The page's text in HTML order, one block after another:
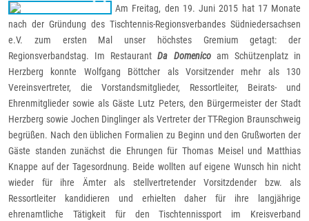
Am Freitag, den 19. Juni 2015 hat 17 Monate
nach der Gründung des Tischtennis-Regionsverbandes Südniedersachsen
e.V. zum ersten Mal unser höchstes Gremium getagt: der
Regionsverbandstag. Im RestaurantDa Domenicoam Schützenplatz in
Herzberg konnte Wolfgang Böttcher als Vorsitzender mehr als 130
Vereinsvertreter, die Vorstandsmitglieder, Ressortleiter, Beirats- und
Ehrenmitglieder sowie als Gäste Lutz Peters, den Bürgermeister der Stadt
Herzberg sowie Jochen Dinglinger als Vertreter der TT-Region Braunschweig
begrüßen. Nach den üblichen Formalien zu Beginn und den Grußworten der
Gäste standen zunächst die Ehrungen für Thomas Meisel und Matthias
Knappe auf der Tagesordnung. Beide wollten auf eigene Wunsch hin nicht
wieder für ihre Ämter als stellvertretender Vorsitzdender bzw. als
Ressortleiter kandidieren und erhielten daher für ihre langjährige
ehrenamtliche Tätigkeit für den Tischtennissport im Kreisverband